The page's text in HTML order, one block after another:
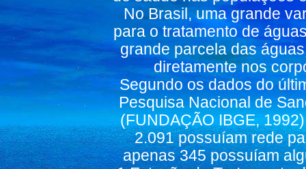
No Brasil, uma grande
para o tratamento de
grande parcela das
diretamente nos
Segundo os dados do
Pesquisa Nacional de
(FUNDAÇÃO IBGE,
2.091 possuíam rede
apenas 345 possuíam